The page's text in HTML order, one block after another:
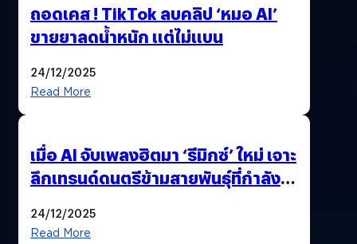
ถอดเคส ! TikTok ลบคลิป ‘หมอ AI’
ขายยาลดน้ำหนัก แต่ไม่แบน
24/12/2025
Read More
เมื่อ AI จับเพลงฮิตมา ‘รีมิกซ์’ ใหม่ เจาะ
ลึกเทรนด์ดนตรีข้ามสายพันธุ์ที่กำลัง
24/12/2025
Read More